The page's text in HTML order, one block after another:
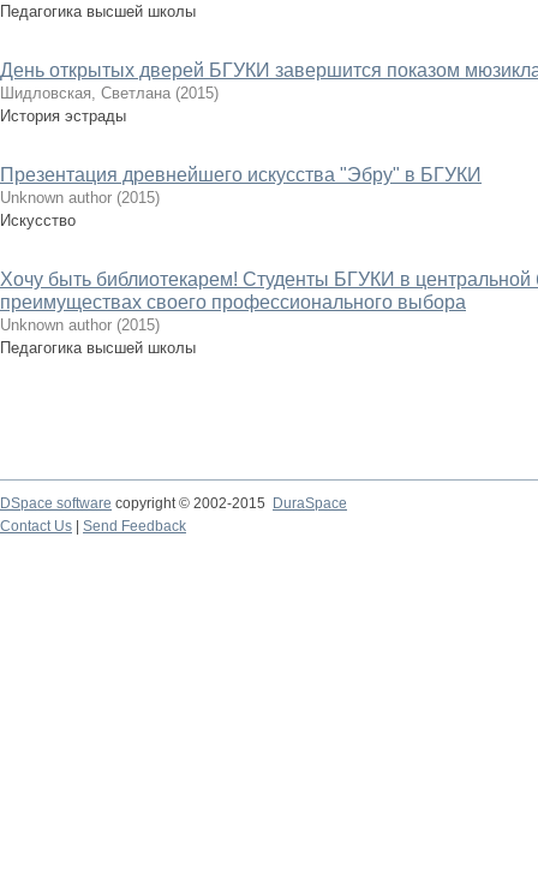
Педагогика высшей школы
День открытых дверей БГУКИ завершится показом
Шидловская, Светлана (2015)
История эстрады
Презентация древнейшего искусства "Эбру" в БГУКИ
Unknown author (2015)
Искусство
Хочу быть библиотекарем! Студенты БГУКИ в центральной
преимуществах своего профессионального выбора
Unknown author (2015)
Педагогика высшей школы
DSpace software copyright © 2002-2015
DuraSpace
Contact Us
Send Feedback